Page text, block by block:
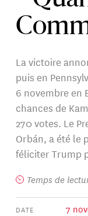
La victoire
puis en
6 novembre en
chances de
270 votes. Le
Orbán, a été le
féliciter Trump
Temps de
DATE 7